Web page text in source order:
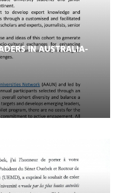
IN AUSTRALIA-